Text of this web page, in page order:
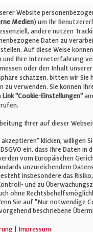
2585563-0
bau.eu
GmbH
Website
Medien) um Ihr
andere nutzen
Daten zu
Auf diese Weise
und Ihre Interneterfahrung
oder den Inhalt
schätzen, bitten wir Sie
zu verwenden. Sie können
Link "Cookie-Einstellungen"
Ihrer auf dieser
akzeptieren" klicken, willigen
DSGVO ein, dass Ihre Daten in
vom Europäischen
unzureichendem
insbesondere das
und zu
ohne
Sie auf "Nur notwendige
beschriebene
Impressum